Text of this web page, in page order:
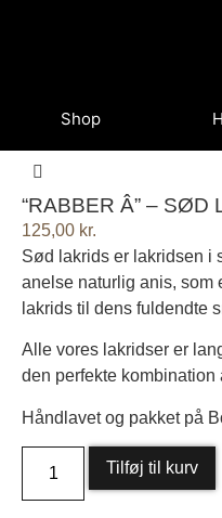
Shop
“RABBER Â” – SØD
125,00 kr.
Sød lakrids er lakridsen i
anelse naturlig anis, som
lakrids til dens fuldendte
Alle vores lakridser er
den perfekte
Håndlavet og pakket på
Tilføj til kurv